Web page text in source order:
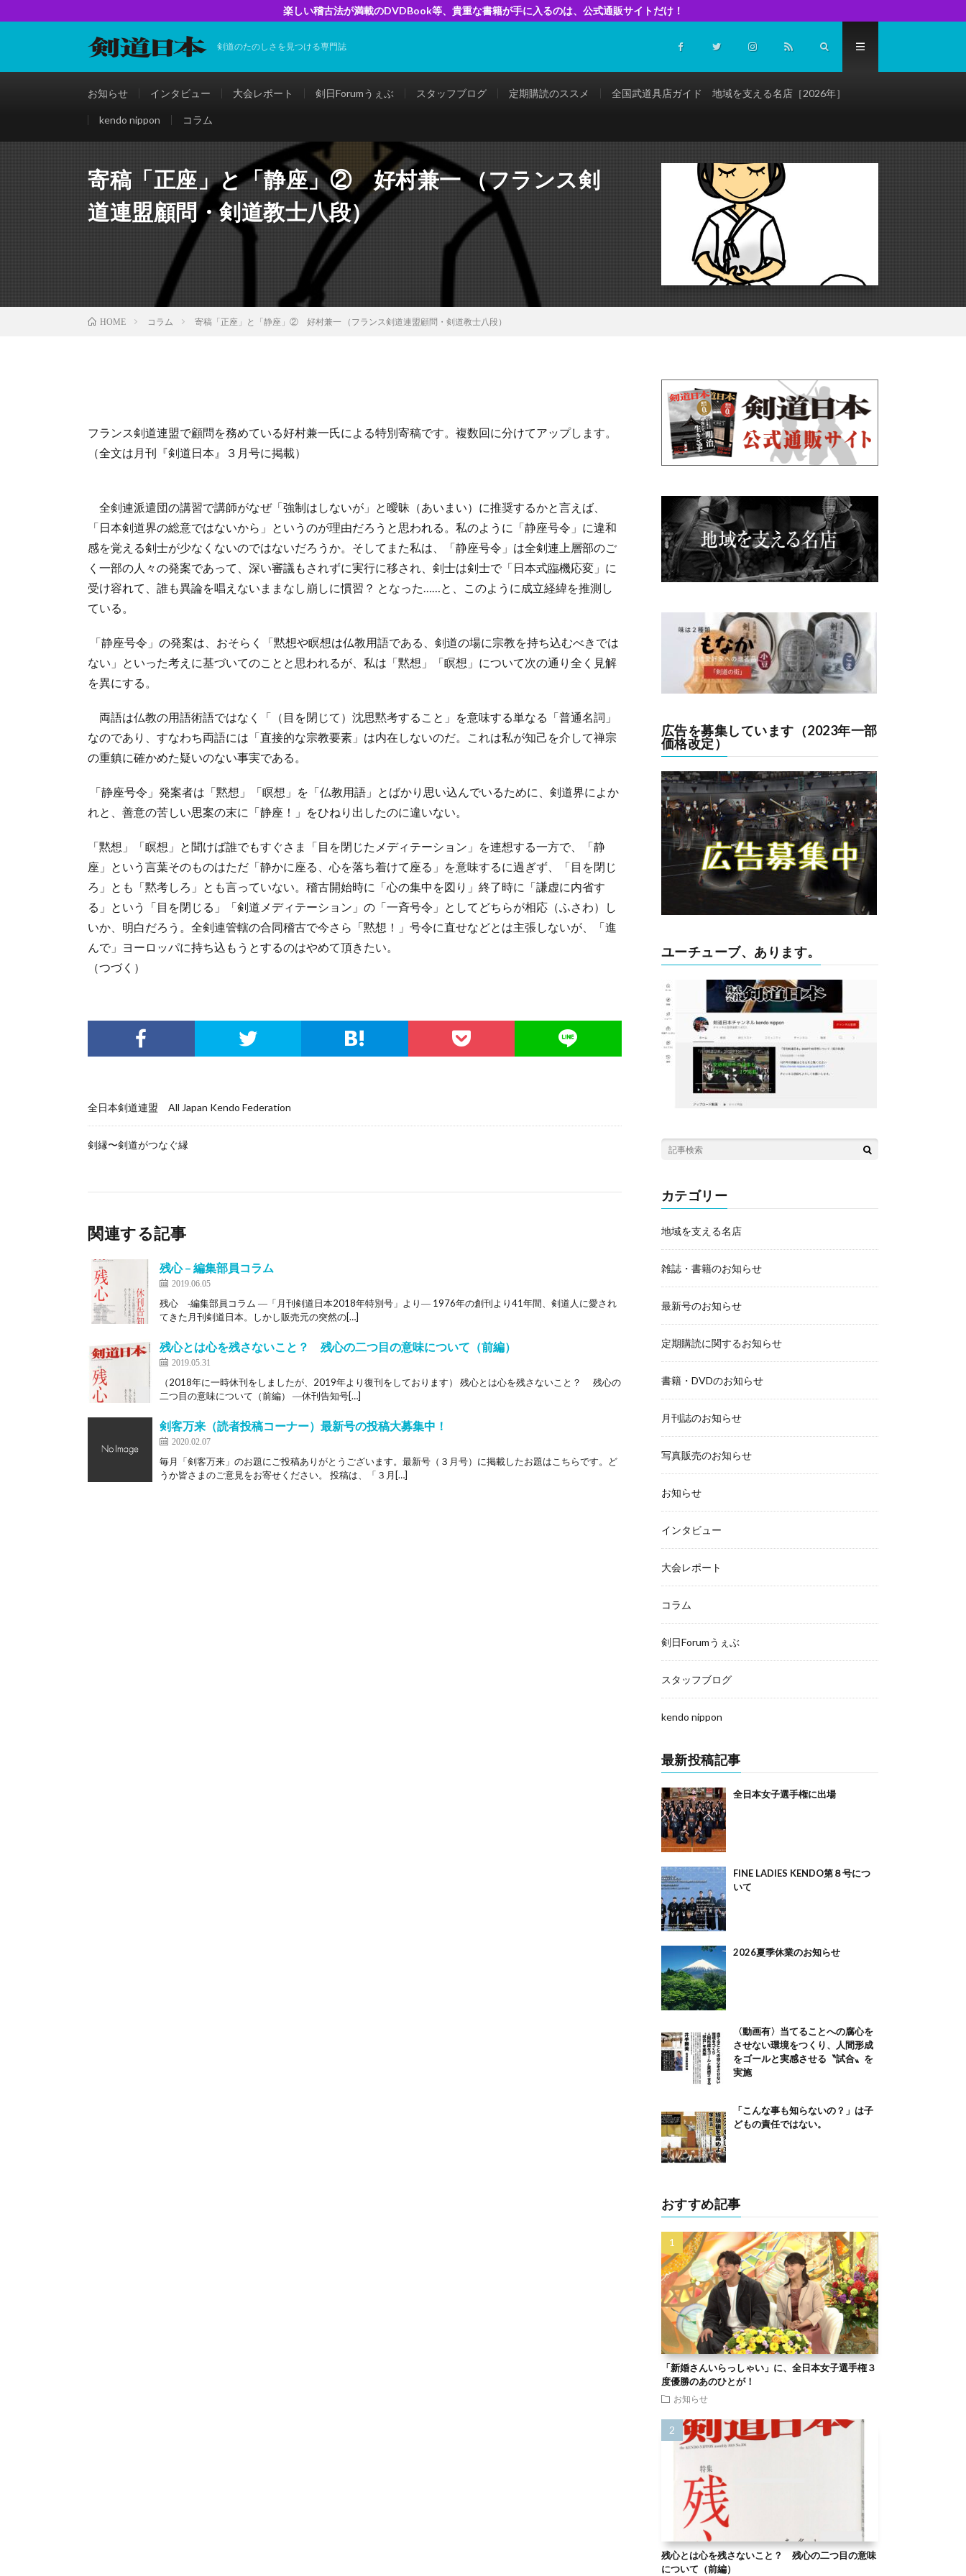
楽しい稽古法が満載のDVDBook等、貴重な書籍が手に入るのは、公式通販サイトだけ！
剣道のたのしさを見つける専門誌
お知らせ インタビュー 大会レポート 剣日Forumうぇぶ スタッフブログ 定期購読のススメ 全国武道具店ガイド 地域を支える名店［2026年］
kendo nippon コラム
寄稿「正座」と「静座」② 好村兼一 （フランス剣
道連盟顧問・剣道教士八段）
HOME コラム 寄稿「正座」と「静座」② 好村兼一 （フランス剣道連盟顧問・剣道教士八段）
フランス剣道連盟で顧問を務めている好村兼一氏による特別寄稿です。複数回に分けてアップします。
（全文は月刊『剣道日本』３月号に掲載）
全剣連派遣団の講習で講師がなぜ「強制はしないが」と曖昧（あいまい）に推奨するかと言えば、
「日本剣道界の総意ではないから」というのが理由だろうと思われる。私のように「静座号令」に違和
感を覚える剣士が少なくないのではないだろうか。そしてまた私は、「静座号令」は全剣連上層部のご
く一部の人々の発案であって、深い審議もされずに実行に移され、剣士は剣士で「日本式臨機応変」に
受け容れて、誰も異論を唱えないままなし崩しに慣習？ となった……と、このように成立経緯を推測し
ている。
「静座号令」の発案は、おそらく「黙想や瞑想は仏教用語である、剣道の場に宗教を持ち込むべきでは
ない」といった考えに基づいてのことと思われるが、私は「黙想」「瞑想」について次の通り全く見解
を異にする。
両語は仏教の用語術語ではなく「（目を閉じて）沈思黙考すること」を意味する単なる「普通名詞」
なのであり、すなわち両語には「直接的な宗教要素」は内在しないのだ。これは私が知己を介して禅宗
の重鎮に確かめた疑いのない事実である。
「静座号令」発案者は「黙想」「瞑想」を「仏教用語」とばかり思い込んでいるために、剣道界によか
れと、善意の苦しい思案の末に「静座！」をひねり出したのに違いない。
「黙想」「瞑想」と聞けば誰でもすぐさま「目を閉じたメディテーション」を連想する一方で、「静
座」という言葉そのものはただ「静かに座る、心を落ち着けて座る」を意味するに過ぎず、「目を閉じ
ろ」とも「黙考しろ」とも言っていない。稽古開始時に「心の集中を図り」終了時に「謙虚に内省す
る」という「目を閉じる」「剣道メディテーション」の「一斉号令」としてどちらが相応（ふさわ）し
いか、明白だろう。全剣連管轄の合同稽古で今さら「黙想！」号令に直せなどとは主張しないが、「進
んで」ヨーロッパに持ち込もうとするのはやめて頂きたい。
（つづく）
全日本剣道連盟 All Japan Kendo Federation
剣縁〜剣道がつなぐ縁
関連する記事
残心 – 編集部員コラム
2019.06.05
残心 ‐編集部員コラム ―「月刊剣道日本2018年特別号」より― 1976年の創刊より41年間、剣道人に愛され
てきた月刊剣道日本。しかし販売元の突然の[…]
残心とは心を残さないこと？ 残心の二つ目の意味について（前編）
2019.05.31
（2018年に一時休刊をしましたが、2019年より復刊をしております） 残心とは心を残さないこと？ 残心の
二つ目の意味について（前編） ―休刊告知号[…]
剣客万来（読者投稿コーナー）最新号の投稿大募集中！
2020.02.07
毎月「剣客万来」のお題にご投稿ありがとうございます。最新号（３月号）に掲載したお題はこちらです。ど
うか皆さまのご意見をお寄せください。 投稿は、「３月[…]
広告を募集しています（2023年一部
価格改定）
ユーチューブ、あります。
カテゴリー
地域を支える名店
雑誌・書籍のお知らせ
最新号のお知らせ
定期購読に関するお知らせ
書籍・DVDのお知らせ
月刊誌のお知らせ
写真販売のお知らせ
お知らせ
インタビュー
大会レポート
コラム
剣日Forumうぇぶ
スタッフブログ
kendo nippon
最新投稿記事
全日本女子選手権に出場
FINE LADIES KENDO第８号につ
いて
2026夏季休業のお知らせ
〈動画有〉当てることへの腐心を
させない環境をつくり、人間形成
をゴールと実感させる〝試合〟を
実施
「こんな事も知らないの？」は子
どもの責任ではない。
おすすめ記事
「新婚さんいらっしゃい」に、全日本女子選手権３
度優勝のあのひとが！
お知らせ
残心とは心を残さないこと？ 残心の二つ目の意味
について（前編）